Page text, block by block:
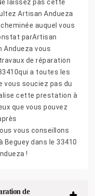
laissez pas cette
Artisan Andueza
auquel vous
parArtisan
Andueza vous
de réparation
a toutes les
vous souciez pas du
cette prestation à
que vous pouvez
vous conseillons
Beguey dans le 33410
!
de